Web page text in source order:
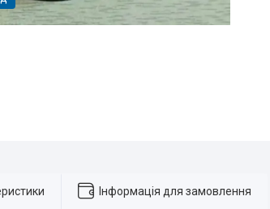
Інформація для замовлення